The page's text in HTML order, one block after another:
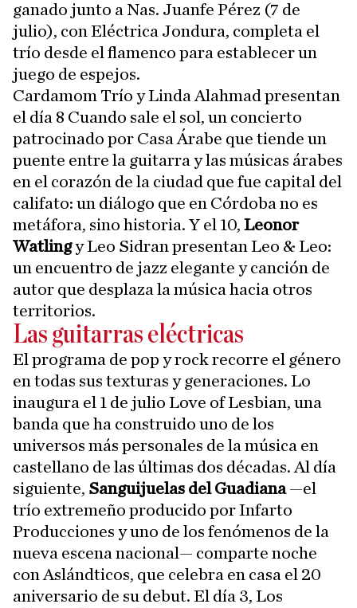
ganado junto a Nas. Juanfe Pérez (7 de
julio), con Eléctrica Jondura, completa el
trío desde el flamenco para establecer un
juego de espejos.
Cardamom Trío y Linda Alahmad presentan
el día 8 Cuando sale el sol, un concierto
patrocinado por Casa Árabe que tiende un
puente entre la guitarra y las músicas árabes
en el corazón de la ciudad que fue capital del
califato: un diálogo que en Córdoba no es
metáfora, sino historia. Y el 10, Leonor
Watlingy Leo Sidran presentan Leo & Leo:
un encuentro de jazz elegante y canción de
autor que desplaza la música hacia otros
territorios.
Las guitarras eléctricas
El programa de pop y rock recorre el género
en todas sus texturas y generaciones. Lo
inaugura el 1 de julio Love of Lesbian, una
banda que ha construido uno de los
universos más personales de la música en
castellano de las últimas dos décadas. Al día
siguiente, Sanguijuelas del Guadiana—el
trío extremeño producido por Infarto
Producciones y uno de los fenómenos de la
nueva escena nacional— comparte noche
con Aslándticos, que celebra en casa el 20
aniversario de su debut. El día 3, Los